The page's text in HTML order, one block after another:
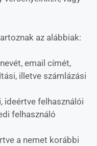
az alábbiak:
email címét,
illetve számlázási
ideértve felhasználói
felhasználó
a nemet korábbi